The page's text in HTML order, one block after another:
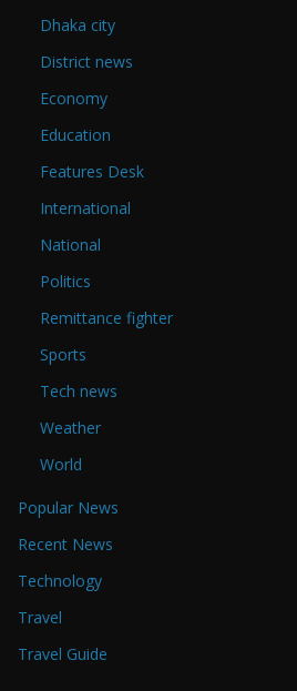
Dhaka city
District news
Economy
Education
Features Desk
International
National
Politics
Remittance fighter
Sports
Tech news
Weather
World
Popular News
Recent News
Technology
Travel
Travel Guide